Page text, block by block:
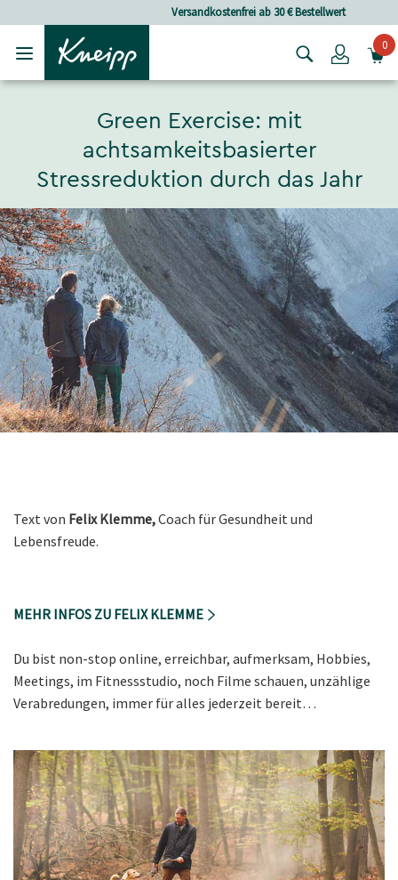
Versandkostenfrei ab 30 € Bestellwert
Login0
Green Exercise: mit
achtsamkeitsbasierter
Stressreduktion durch das Jahr
Text von Felix Klemme,Coach für Gesundheit und
Lebensfreude.
MEHR INFOS ZU FELIX KLEMME
Du bist non-stop online, erreichbar, aufmerksam, Hobbies,
Meetings, im Fitnessstudio, noch Filme schauen, unzählige
Verabredungen, immer für alles jederzeit bereit…